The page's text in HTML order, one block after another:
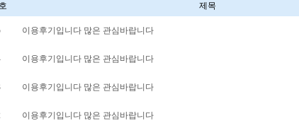
제목
이용후기입니다 많은 관심바랍니다
이용후기입니다 많은 관심바랍니다
이용후기입니다 많은 관심바랍니다
이용후기입니다 많은 관심바랍니다